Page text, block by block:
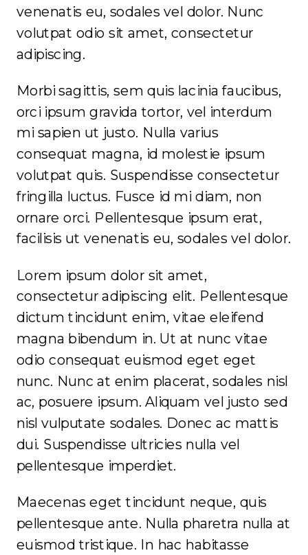
venenatis eu, sodales vel dolor. Nunc
volutpat odio sit amet, consectetur
adipiscing.
Morbi sagittis, sem quis lacinia faucibus,
orci ipsum gravida tortor, vel interdum
mi sapien ut justo. Nulla varius
consequat magna, id molestie ipsum
volutpat quis. Suspendisse consectetur
fringilla luctus. Fusce id mi diam, non
ornare orci. Pellentesque ipsum erat,
facilisis ut venenatis eu, sodales vel dolor.
Lorem ipsum dolor sit amet,
consectetur adipiscing elit. Pellentesque
dictum tincidunt enim, vitae eleifend
magna bibendum in. Ut at nunc vitae
odio consequat euismod eget eget
nunc. Nunc at enim placerat, sodales nisl
ac, posuere ipsum. Aliquam vel justo sed
nisl vulputate sodales. Donec ac mattis
dui. Suspendisse ultricies nulla vel
pellentesque imperdiet.
Maecenas eget tincidunt neque, quis
pellentesque ante. Nulla pharetra nulla at
euismod tristique. In hac habitasse